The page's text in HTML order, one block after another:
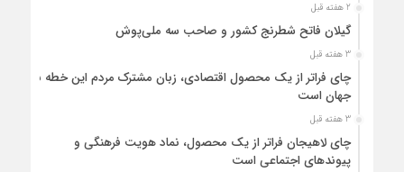
2 هفته قبل
گیلان فاتح شطرنج کشور و صاحب سه ملی‌پوش
3 هفته قبل
چای فراتر از یک محصول اقتصادی، زبان مشترک مردم این خطه با
جهان است
3 هفته قبل
چای لاهیجان فراتر از یک محصول، نماد هویت فرهنگی و
پیوندهای اجتماعی است